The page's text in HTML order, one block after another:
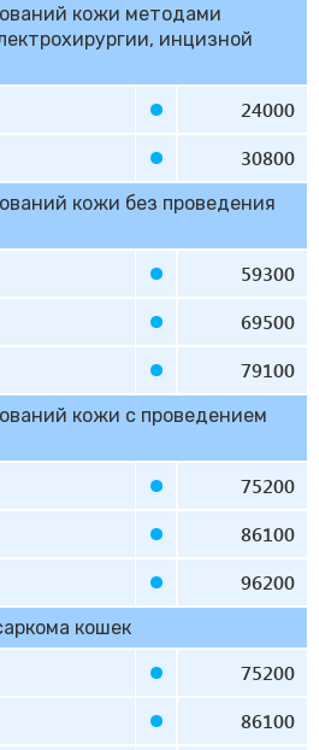
кожи методами
инцизной
24000
30800
кожи без проведения
59300
69500
79100
кожи с проведением
75200
86100
96200
кошек
75200
86100